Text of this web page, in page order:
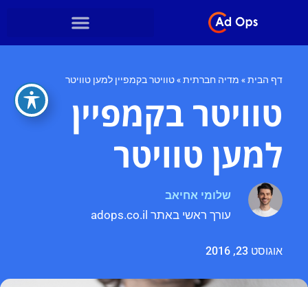
דף הבית» מדיה חברתית»טוויטר בקמפיין למען טוויטר
טוויטר בקמפיין
למען טוויטר
שלומי אחיאב
עורך ראשי באתר adops.co.il
אוגוסט 23, 2016